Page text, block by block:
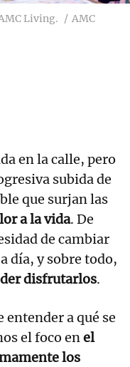
Living.
AMC
en la calle, pero
subida de
que surjan las
a la vida. De
de cambiar
día, y sobre todo,
disfrutarlos.
entender a qué se
el foco enel
los